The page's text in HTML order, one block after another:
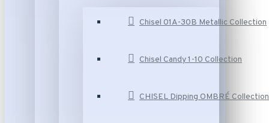
Chisel 01A-30B Metallic Collection
Chisel Candy 1-10 Collection
CHISEL Dipping OMBRÉ Collection